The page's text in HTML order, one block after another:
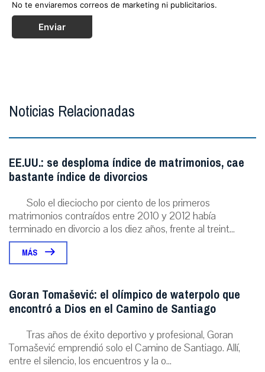
No te enviaremos correos de marketing ni publicitarios.
Enviar
Noticias Relacionadas
EE.UU.: se desploma índice de matrimonios, cae
bastante índice de divorcios
Solo el dieciocho por ciento de los primeros
matrimonios contraídos entre 2010 y 2012 había
terminado en divorcio a los diez años, frente al treint...
MÁS
Goran Tomašević: el olímpico de waterpolo que
encontró a Dios en el Camino de Santiago
Tras años de éxito deportivo y profesional, Goran
Tomašević emprendió solo el Camino de Santiago. Allí,
entre el silencio, los encuentros y la o...